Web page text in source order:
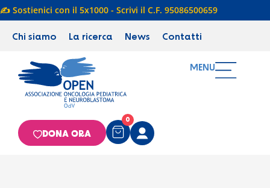
✍️ Sostienici con il 5x1000 - Scrivi il C.F. 95086500659
Chi siamo La ricerca News Contatti
MENU
0
DONA ORA